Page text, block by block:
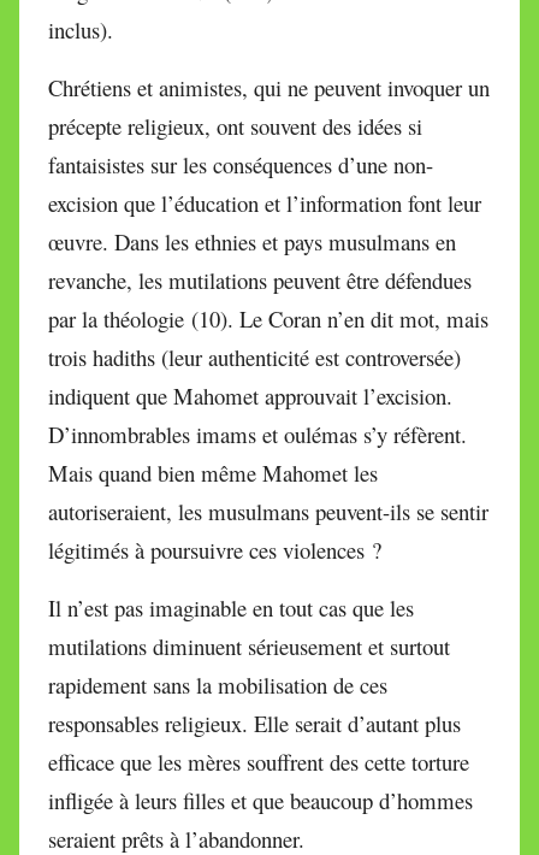
inclus).
Chrétiens et animistes, qui ne peuvent invoquer un
précepte religieux, ont souvent des idées si
fantaisistes sur les conséquences d’une non-
excision que l’éducation et l’information font leur
œuvre. Dans les ethnies et pays musulmans en
revanche, les mutilations peuvent être défendues
par la théologie (10). Le Coran n’en dit mot, mais
trois hadiths (leur authenticité est controversée)
indiquent que Mahomet approuvait l’excision.
D’innombrables imams et oulémas s’y réfèrent.
Mais quand bien même Mahomet les
autoriseraient, les musulmans peuvent-ils se sentir
légitimés à poursuivre ces violences ?
Il n’est pas imaginable en tout cas que les
mutilations diminuent sérieusement et surtout
rapidement sans la mobilisation de ces
responsables religieux. Elle serait d’autant plus
efficace que les mères souffrent des cette torture
infligée à leurs filles et que beaucoup d’hommes
seraient prêts à l’abandonner.